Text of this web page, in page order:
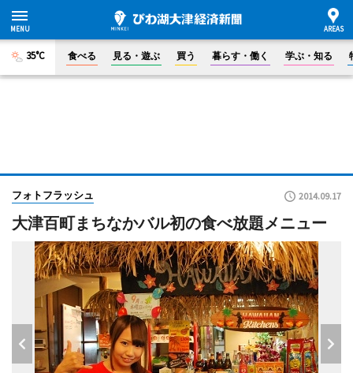
35°C 食べる 見る・遊ぶ 買う 暮らす・働く 学ぶ・知る
フォトフラッシュ 2014.09.17
大津百町まちなかバル初の食べ放題メニュー